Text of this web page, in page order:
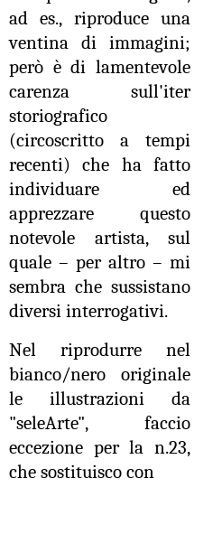
ad es., riproduce una
ventina di immagini;
però è di lamentevole
carenza sull'iter
storiografico
(circoscritto a tempi
recenti) che ha fatto
individuare ed
apprezzare questo
notevole artista, sul
quale – per altro – mi
sembra che sussistano
diversi interrogativi.
Nel riprodurre nel
bianco/nero originale
le illustrazioni da
"seleArte", faccio
eccezione per la n.23,
che sostituisco con